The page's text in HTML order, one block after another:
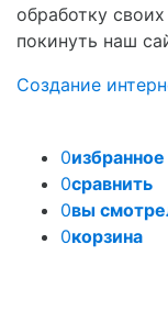
обработку
покинуть наш
Создание
0избранное
0сравнить
0вы
0корзина